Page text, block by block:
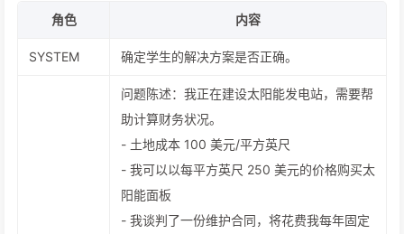
角色 内容
SYSTEM 确定学生的解决方案是否正确。
问题陈述：我正在建设太阳能发电站，需要帮
助计算财务状况。
- 土地成本 100 美元/平方英尺
- 我可以以每平方英尺 250 美元的价格购买太
阳能面板
- 我谈判了一份维护合同，将花费我每年固定